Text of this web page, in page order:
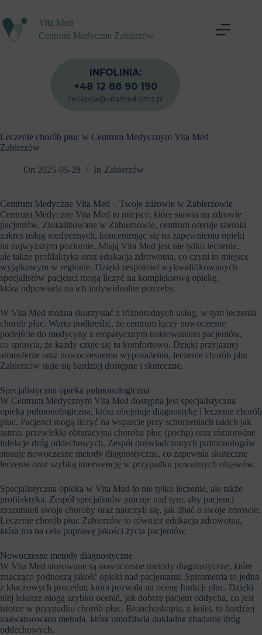
treści
Vita Med
Centrum Medyczne Zabierzów
INFOLINIA:
+48 12 88 90 190
recepcja@vitamed-cmz.pl
Leczenie chorób płuc w Centrum Medycznym Vita Med
Zabierzów
On 2025-05-28 In Zabierzów
Centrum Medyczne Vita Med – Twoje zdrowie w Zabierzowie
Centrum Medyczne Vita Med to miejsce, które stawia na zdrowie
pacjentów. Zlokalizowane w Zabierzowie, centrum oferuje szeroki
zakres usług medycznych, koncentrując się na zapewnieniu opieki
na najwyższym poziomie. Misją Vita Med jest nie tylko leczenie,
ale także profilaktyka oraz edukacja zdrowotna, co czyni to miejsce
wyjątkowym w regionie. Dzięki zespołowi wykwalifikowanych
specjalistów pacjenci mogą liczyć na kompleksową opiekę,
która odpowiada na ich indywidualne potrzeby.
W Vita Med można skorzystać z różnorodnych usług, w tym leczenia
chorób płuc. Warto podkreślić, że centrum łączy nowoczesne
podejście do medycyny z empatycznym traktowaniem pacjentów,
co sprawia, że każdy czuje się tu komfortowo. Dzięki przyjaznej
atmosferze oraz nowoczesnemu wyposażeniu, leczenie chorób płuc
Zabierzów staje się bardziej dostępne i skuteczne.
Specjalistyczna opieka pulmonologiczna
W Centrum Medycznym Vita Med dostępna jest specjalistyczna
opieka pulmonologiczna, która obejmuje diagnostykę i leczenie chorób
płuc. Pacjenci mogą liczyć na wsparcie przy schorzeniach takich jak
astma, przewlekła obturacyjna choroba płuc (pochp) oraz różnorodne
infekcje dróg oddechowych. Zespół doświadczonych pulmonologów
stosuje nowoczesne metody diagnostyczne, co zapewnia skuteczne
leczenie oraz szybką interwencję w przypadku poważnych objawów.
Specjalistyczna opieka w Vita Med to nie tylko leczenie, ale także
profilaktyka. Zespół specjalistów pracuje nad tym, aby pacjenci
zrozumieli swoje choroby oraz nauczyli się, jak dbać o swoje zdrowie.
Leczenie chorób płuc Zabierzów to również edukacja zdrowotna,
która ma na celu poprawę jakości życia pacjentów.
Nowoczesne metody diagnostyczne
W Vita Med stosowane są nowoczesne metody diagnostyczne, które
znacząco podnoszą jakość opieki nad pacjentami. Spirometria to jedna
z kluczowych procedur, która pozwala na ocenę funkcji płuc. Dzięki
niej lekarze mogą szybko ocenić, jak dobrze pacjent oddycha, co jest
istotne w przypadku chorób płuc. Bronchoskopia, z kolei, to bardziej
zaawansowana metoda, która umożliwia dokładne zbadanie dróg
oddechowych.